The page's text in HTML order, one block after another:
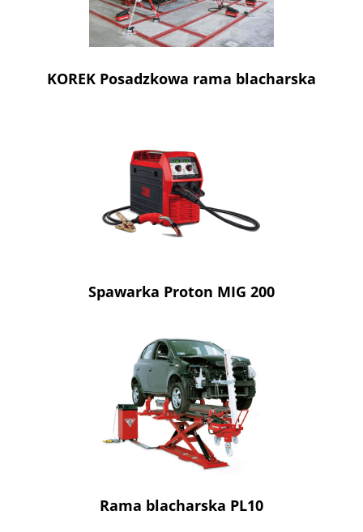
KOREK Posadzkowa rama blacharska
Spawarka Proton MIG 200
Rama blacharska PL10